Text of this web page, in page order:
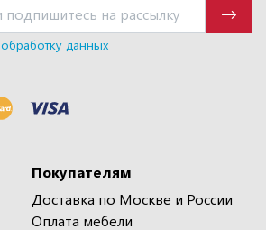
обработку данных
Покупателям
Доставка по Москве и России
Оплата мебели